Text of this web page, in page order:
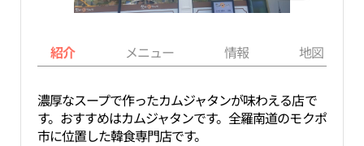
紹介 メニュー 情報 地図
濃厚なスープで作ったカムジャタンが味わえる店で
す。おすすめはカムジャタンです。全羅南道のモクポ
市に位置した韓食専門店です。